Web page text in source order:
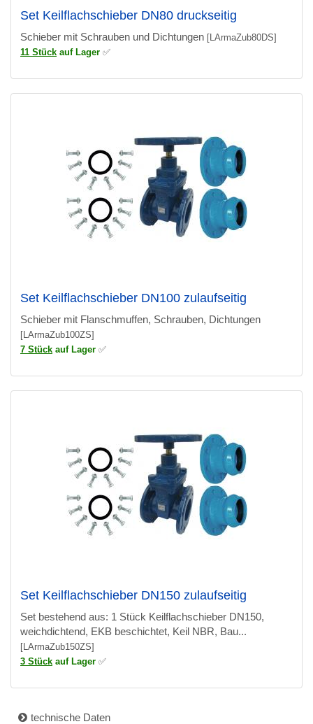
Set Keilflachschieber DN80 druckseitig
Schieber mit Schrauben und Dichtungen [LArmaZub80DS]
11 Stück auf Lager ✅
Set Keilflachschieber DN100 zulaufseitig
Schieber mit Flanschmuffen, Schrauben, Dichtungen
[LArmaZub100ZS]
7 Stück auf Lager ✅
Set Keilflachschieber DN150 zulaufseitig
Set bestehend aus: 1 Stück Keilflachschieber DN150,
weichdichtend, EKB beschichtet, Keil NBR, Bau...
[LArmaZub150ZS]
3 Stück auf Lager ✅
technische Daten